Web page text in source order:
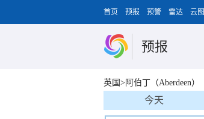
首页 预报 预警 雷达 云图
预报
英国>阿伯丁（Aberdeen）
今天